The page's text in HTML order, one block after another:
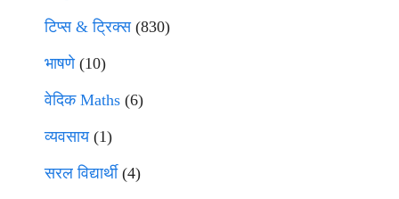
टिप्स & ट्रिक्स(830)
भाषणे(10)
वेदिक Maths (6)
व्यवसाय(1)
सरल विद्यार्थी(4)